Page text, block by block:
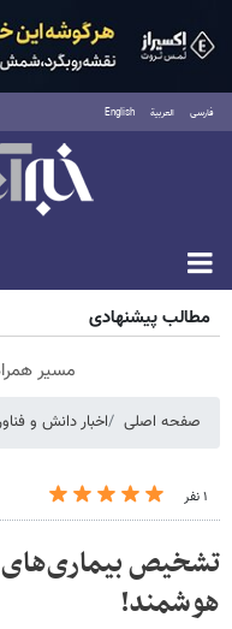
فارسی العربية English
پنجشنبه ۱۵ مرداد ۱۴۰۵
مطالب پیشنهادی
مسیر
صفحه اصلی اخبار دانش و
۱ نفر
تشخیص
هوشمند!